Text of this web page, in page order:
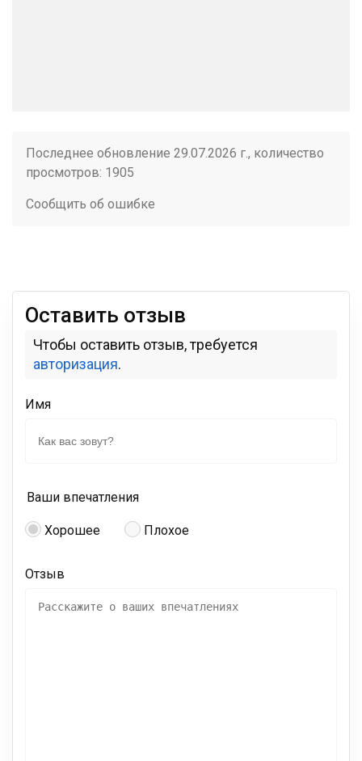
Последнее обновление 29.07.2026 г., количество
просмотров: 1905
Сообщить об ошибке
Оставить отзыв
Чтобы оставить отзыв, требуется
авторизация.
Имя
Ваши впечатления
Хорошее Плохое
Отзыв